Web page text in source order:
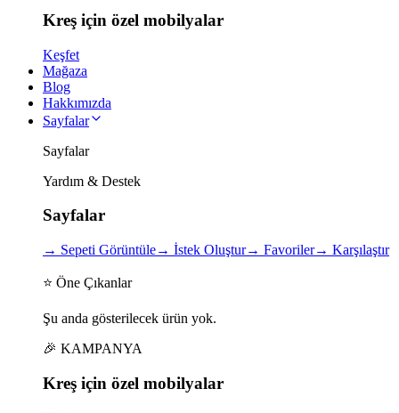
Kreş için özel mobilyalar
Keşfet
Mağaza
Blog
Hakkımızda
Sayfalar
Sayfalar
Yardım & Destek
Sayfalar
→ Sepeti Görüntüle→ İstek Oluştur→ Favoriler→ Karşılaştır
⭐ Öne Çıkanlar
Şu anda gösterilecek ürün yok.
🎉 KAMPANYA
Kreş için özel mobilyalar